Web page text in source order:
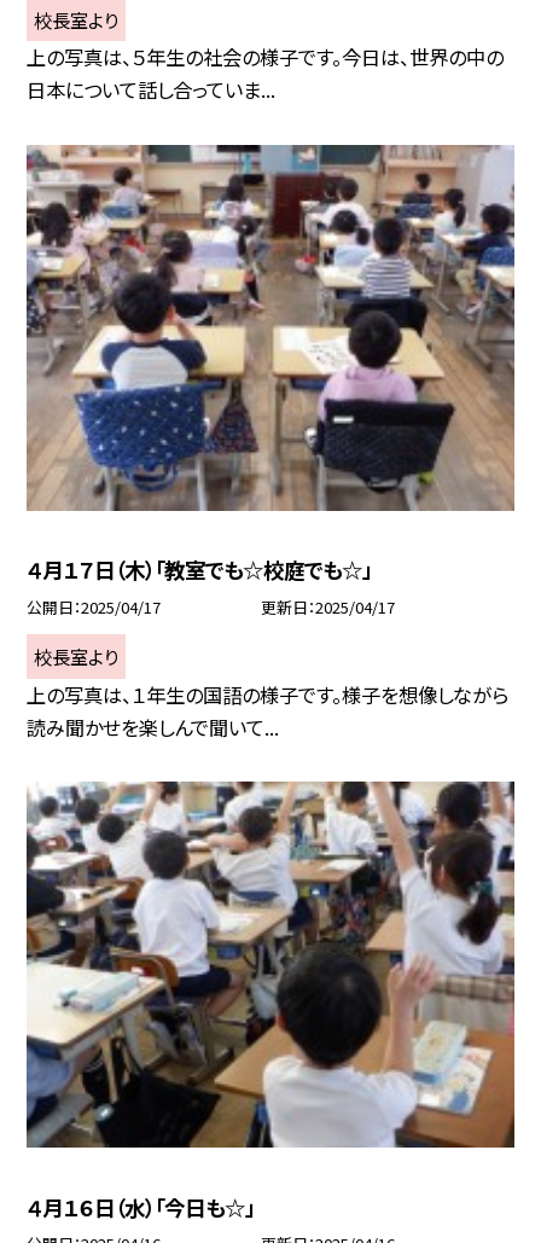
校長室より
上の写真は、５年生の社会の様子です。今日は、世界の中の
日本について話し合っていま...
４月１７日（木）「教室でも☆校庭でも☆」
公開日 2025/04/17 更新日 2025/04/17
校長室より
上の写真は、１年生の国語の様子です。様子を想像しながら
読み聞かせを楽しんで聞いて...
４月１６日（水）「今日も☆」